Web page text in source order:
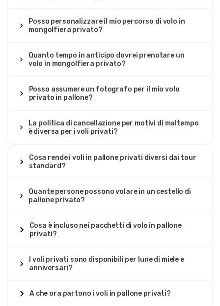
Posso personalizzare il mio percorso di volo in
mongolfiera privato?
Quanto tempo in anticipo dovrei prenotare un
volo in mongolfiera privato?
Posso assumere un fotografo per il mio volo
privato in pallone?
La politica di cancellazione per motivi di maltempo
è diversa per i voli privati?
Cosa rende i voli in pallone privati diversi dai tour
standard?
Quante persone possono volare in un cestello di
pallone privato?
Cosa è incluso nei pacchetti di volo in pallone
privati?
I voli privati sono disponibili per lune di miele e
anniversari?
A che ora partono i voli in pallone privati?